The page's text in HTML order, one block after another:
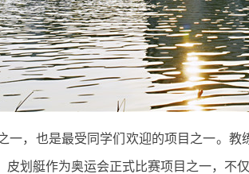
，也是最受同学们欢迎的项目之一。教
皮划艇作为奥运会正式比赛项目之一，不